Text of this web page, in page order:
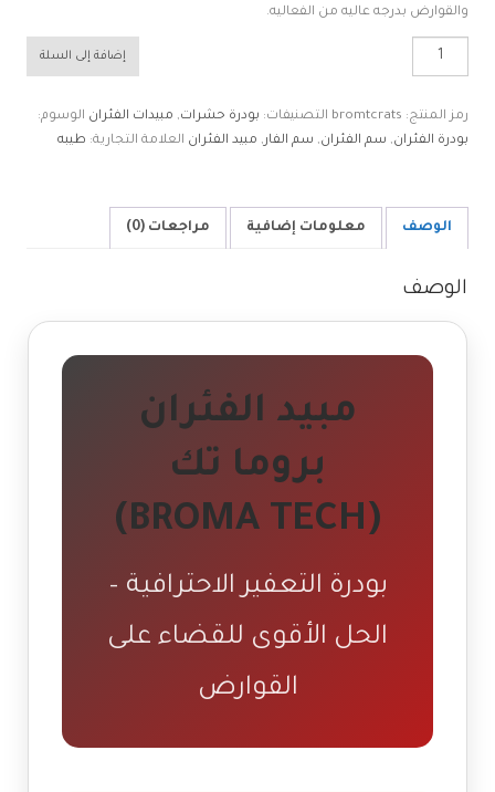
185EGP.
175EGP.
والقوارض بدرجه عاليه من الفعاليه.
كمية
بودرة
بروما
الفئران
إضافة إلى السلة
رمز المنتج: bromtcrats التصنيفات: بودرة حشرات, مبيدات الفئران الوسوم:
بودرة الفئران, سم الفئران, سم الفار, مبيد الفئران العلامة التجارية: طيبه
الوصف معلومات إضافية مراجعات (0)
الوصف
مبيد الفئران
بروما تك
(BROMA TECH)
بودرة التعفير الاحترافية –
الحل الأقوى للقضاء على
القوارض